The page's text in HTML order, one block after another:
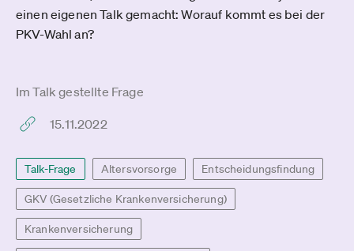
einen eigenen Talk gemacht: Worauf kommt es bei der
PKV-Wahl an?
Im Talk gestellte Frage
15.11.2022
Talk-Frage Altersvorsorge Entscheidungsfindung
GKV (Gesetzliche Krankenversicherung)
Krankenversicherung